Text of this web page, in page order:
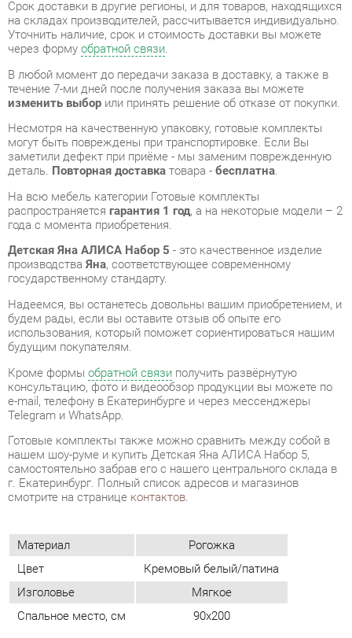
В любой момент до передачи заказа в доставку, а также в
течение 7-ми дней после получения заказа вы можете
изменить выборили принять решение об отказе от покупки.
Несмотря на качественную упаковку, готовые комплекты
могут быть повреждены при транспортировке. Если Вы
заметили дефект при приёме - мы заменим поврежденную
деталь.Повторная доставкатовара -бесплатна.
На всю мебель категории Готовые комплекты
распространяетсягарантия 1 год, а на некоторые модели – 2
года с момента приобретения.
Детская Яна АЛИСА Набор 5- это качественное изделие
производства , соответствующее современному
государственному стандарту.
Надеемся, вы останетесь довольны вашим приобретением, и
будем рады, если вы оставите отзыв об опыте его
использования, который поможет сориентироваться нашим
будущим покупателям.
консультацию, фото и видеообзор продукции вы можете по
e-mail, телефону в Екатеринбурге и через мессенджеры
Telegram и WhatsApp.
нашем шоу-руме и купить Детская Яна АЛИСА Набор 5,
самостоятельно забрав его с нашего центрального склада в
г. Екатеринбург. Полный список адресов и магазинов
смотрите на странице
Материал
Рогожка
Цвет
Кремовый белый/патина
Изголовье
Мягкое
ОТЗЫВЫ
Пока нет отзывов, поделитесь первым своим мнением.